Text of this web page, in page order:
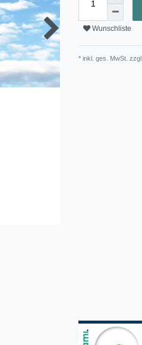
Wunschliste
* inkl. ges. MwSt. zzgl.